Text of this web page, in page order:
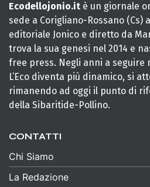
Ecodellojonio.it è un giornale
sede a Corigliano-Rossano
editoriale Jonico e diretto da
trova la sua genesi nel 2014 e
free press. Negli anni a seguire
L’Eco diventa più dinamico, si
rimanendo ad oggi il punto di
della Sibaritide-Pollino.
CONTATTI
Chi Siamo
La Redazione